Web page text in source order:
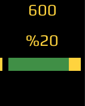
600
%20